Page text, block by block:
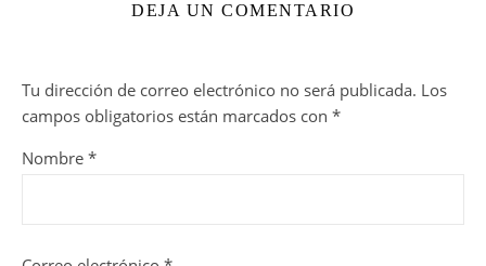
DEJA UN COMENTARIO
Tu dirección de correo electrónico no será publicada. Los
campos obligatorios están marcados con *
Nombre *